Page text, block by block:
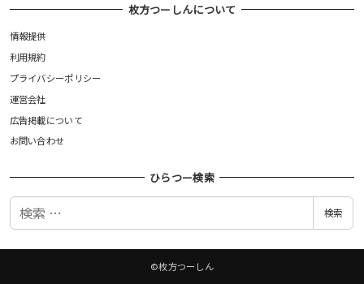
枚方つーしんについて
情報提供
利用規約
プライバシーポリシー
運営会社
広告掲載について
お問い合わせ
ひらつー検索
検
検索
©枚方つーしん